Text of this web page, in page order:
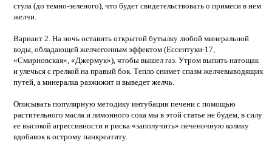
стула (до темно-зеленого), что будет свидетельствовать о примеси в нем
желчи.
Вариант 2. На ночь оставить открытой бутылку любой минеральной
воды, обладающей желчегонным эффектом (Ессентуки-17,
«Смирновская», «Джермук»), чтобы вышел газ. Утром выпить натощак
и улечься с грелкой на правый бок. Тепло снимет спазм желчевыводящих
путей, а минералка разжижит и выведет желчь.
Описывать популярную методику интубации печени с помощью
растительного масла и лимонного сока мы в этой статье не будем, в силу
ее высокой агрессивности и риска «заполучить» печеночную колику
вдобавок к острому панкреатиту.